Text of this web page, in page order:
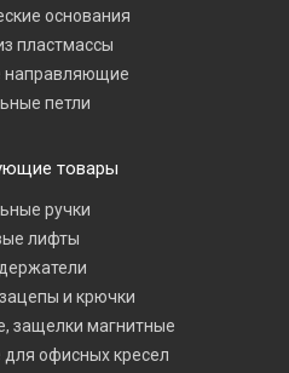
основания
пластмассы
направляющие
петли
товары
ручки
лифты
и крючки
защелки магнитные
офисных кресел